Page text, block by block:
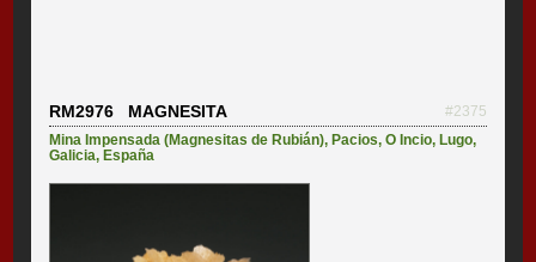
RM2976 MAGNESITA
#2375
Mina Impensada (Magnesitas de Rubián),Pacios,O Incio,Lugo,
Galicia,España